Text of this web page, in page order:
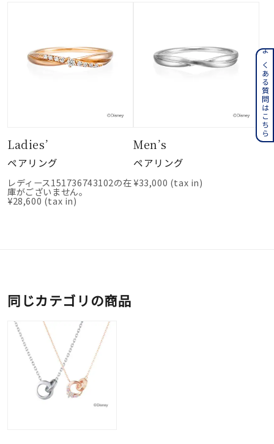
Ladies’
ペアリング
レディース151736743102の在
庫がございません。
¥28,600 (tax in)
Men’s
ペアリング
¥33,000 (tax in)
同じカテゴリの商品
よくある質問はこちら